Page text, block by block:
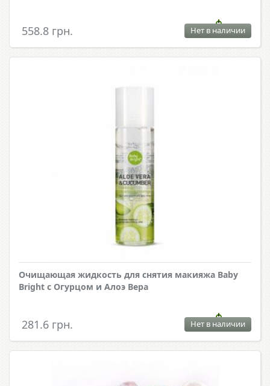
558.8 грн. Нет в наличии
Очищающая жидкость для снятия макияжа Baby
Bright с Огурцом и Алоэ Вера
281.6 грн. Нет в наличии